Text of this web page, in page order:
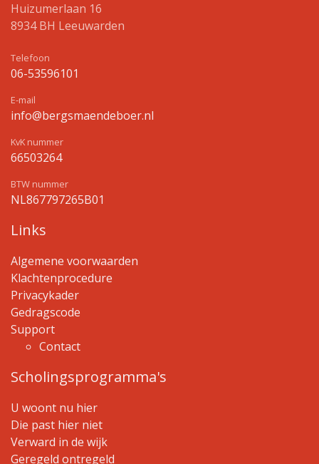
Huizumerlaan 16
8934 BH Leeuwarden
Telefoon
06-53596101
E-mail
info@bergsmaendeboer.nl
KvK nummer
66503264
BTW nummer
NL867797265B01
Links
Algemene voorwaarden
Klachtenprocedure
Privacykader
Gedragscode
Support
Contact
Scholingsprogramma's
U woont nu hier
Die past hier niet
Verward in de wijk
Geregeld ontregeld